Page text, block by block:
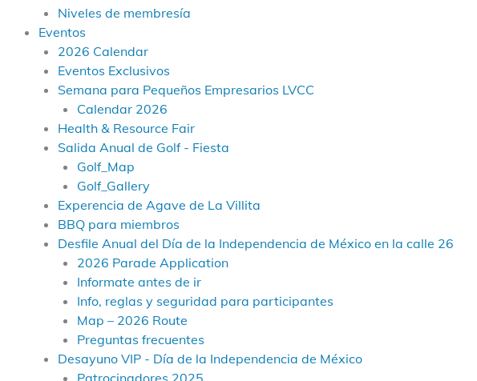
Niveles de membresía
Eventos
2026 Calendar
Eventos Exclusivos
Semana para Pequeños Empresarios LVCC
Calendar 2026
Health & Resource Fair
Salida Anual de Golf - Fiesta
Golf_Map
Golf_Gallery
Experencia de Agave de La Villita
BBQ para miembros
Desfile Anual del Día de la Independencia de México en la calle 26
2026 Parade Application
Informate antes de ir
Info, reglas y seguridad para participantes
Map – 2026 Route
Preguntas frecuentes
Desayuno VIP - Día de la Independencia de México
Patrocinadores 2025